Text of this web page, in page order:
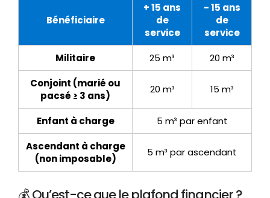
Bénéficiaire
+ 15 ans
de
service
- 15 ans
de
service
Militaire
25 m³
20 m³
Conjoint (marié ou
pacsé ≥ 3 ans)
20 m³ 15 m³
Enfant à charge
5 m³ par enfant
Ascendant à charge
(non imposable)
5 m³ par ascendant